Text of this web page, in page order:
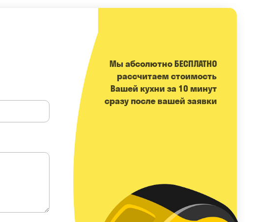
Мы абсолютно БЕСПЛАТНО
расcчитаем стоимость
Вашей кухни за 10 минут
сразу после вашей заявки